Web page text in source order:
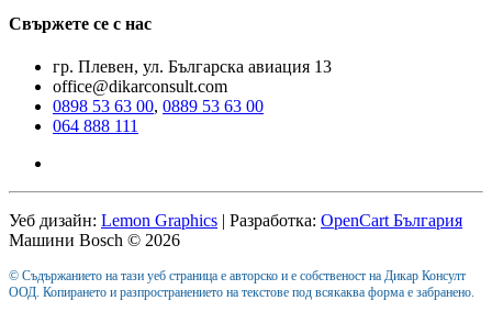
Свържете се с нас
гр. Плевен, ул. Българска авиация 13
office@dikarconsult.com
0898 53 63 00, 0889 53 63 00
064 888 111
Уеб дизайн: Lemon Graphics | Разработка: OpenCart България
Машини Bosch © 2026
© Съдържанието на тази уеб страница е авторско и е собственост на Дикар Консулт
ООД. Копирането и разпространението на текстове под всякаква форма е забранено.